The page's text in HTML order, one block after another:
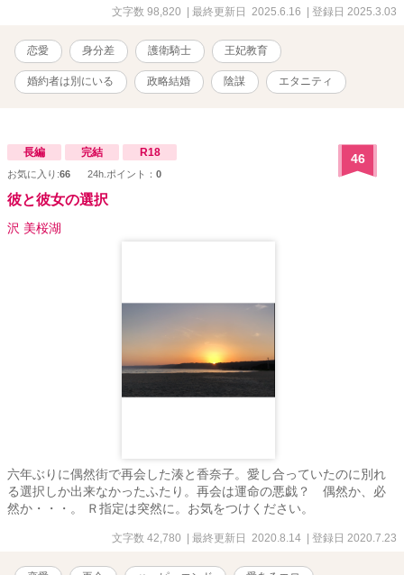
リエは彼を信頼するようになり、次第に領内の不正を共に探るよう
存在が、ある者たちにとって"王国を揺るがす鍵"であると知ったと
き、運命の歯車は大きく回り始める。。 毎週火曜、金曜 21：00更
新予定！
文字数 98,820 | 最終更新日 2025.6.16 | 登録日 2025.3.03
恋愛 身分差 護衛騎士 王妃教育
婚約者は別にいる 政略結婚 陰謀 エタニティ
長編 完結 R18
お気に入り:66 24h.ポイント： 0
46
彼と彼女の選択
沢 美桜湖
六年ぶりに偶然街で再会した湊と香奈子。愛し合っていたのに別れ
る選択しか出来なかったふたり。再会は運命の悪戯？ 偶然か、必
然か・・・。 Ｒ指定は突然に。お気をつけください。
文字数 42,780 | 最終更新日 2020.8.14 | 登録日 2020.7.23